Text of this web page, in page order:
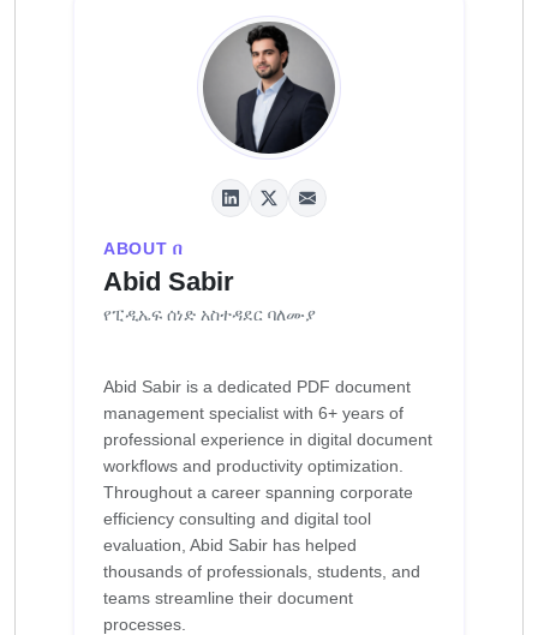
ABOUT በ
Abid Sabir
የፒዲኤፍ ሰነድ አስተዳደር ባለሙያ
Abid Sabir is a dedicated PDF document
management specialist with 6+ years of
professional experience in digital document
workflows and productivity optimization.
Throughout a career spanning corporate
efficiency consulting and digital tool
evaluation, Abid Sabir has helped
thousands of professionals, students, and
teams streamline their document
processes.